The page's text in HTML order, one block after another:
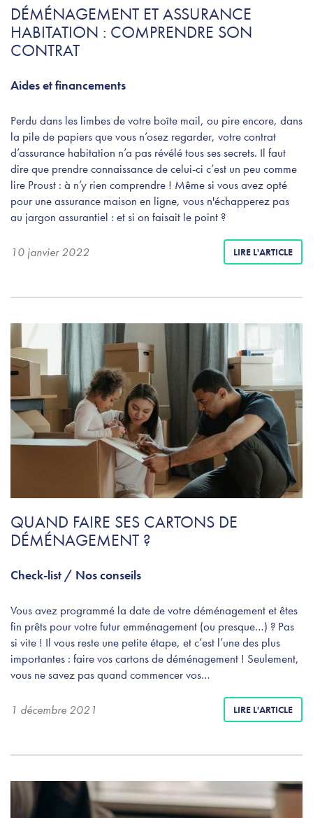
DÉMÉNAGEMENT ET ASSURANCE
HABITATION : COMPRENDRE SON
CONTRAT
Aides et financements
Perdu dans les limbes de votre boîte mail, ou pire encore, dans
la pile de papiers que vous n’osez regarder, votre contrat
d’assurance habitation n’a pas révélé tous ses secrets. Il faut
dire que prendre connaissance de celui-ci c’est un peu comme
lire Proust : à n’y rien comprendre ! Même si vous avez opté
pour une assurance maison en ligne, vous n'échapperez pas
au jargon assurantiel : et si on faisait le point ?
10 janvier 2022 LIRE L'ARTICLE
QUAND FAIRE SES CARTONS DE
DÉMÉNAGEMENT ?
Check-list / Nos conseils
Vous avez programmé la date de votre déménagement et êtes
fin prêts pour votre futur emménagement (ou presque…) ? Pas
si vite ! Il vous reste une petite étape, et c’est l’une des plus
importantes : faire vos cartons de déménagement ! Seulement,
vous ne savez pas quand commencer vos…
1 décembre 2021 LIRE L'ARTICLE